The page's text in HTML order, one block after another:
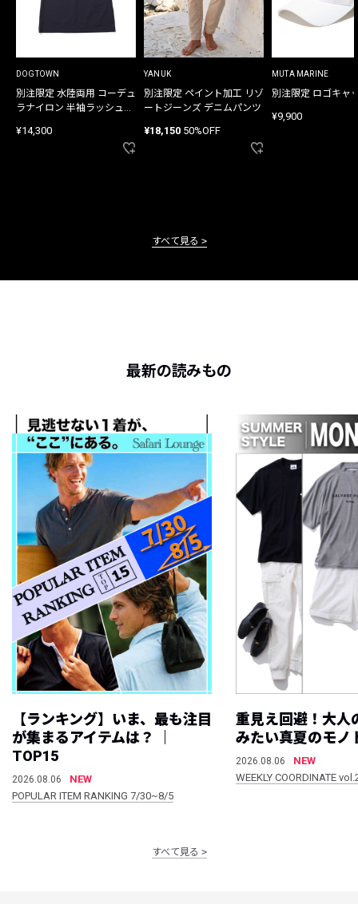
DOGTOWN
別注限定 水陸両用 コーデュ
ラナイロン 半袖ラッシュガ
¥14,300
YANUK
別注限定 ペイント加工 リゾ
ートジーンズ デニムパンツ
¥18,150 50%OFF
MUTA MARINE
別注限定 ロゴキャ
¥9,900
すべて見る
最新の読みもの
【ランキング】いま、最も注目
が集まるアイテムは？ ｜
TOP15
2026.08.06
NEW
POPULAR ITEM RANKING 7/30~8/5
重見え回避！大人
みたい真夏のモノ
2026.08.06
NEW
WEEKLY COORDINATE
すべて見る